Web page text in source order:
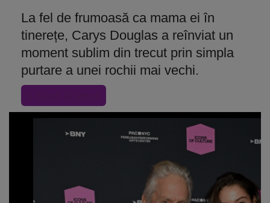
La fel de frumoasă ca mama ei în
tinerețe, Carys Douglas a reînviat un
moment sublim din trecut prin simpla
purtare a unei rochii mai vechi.